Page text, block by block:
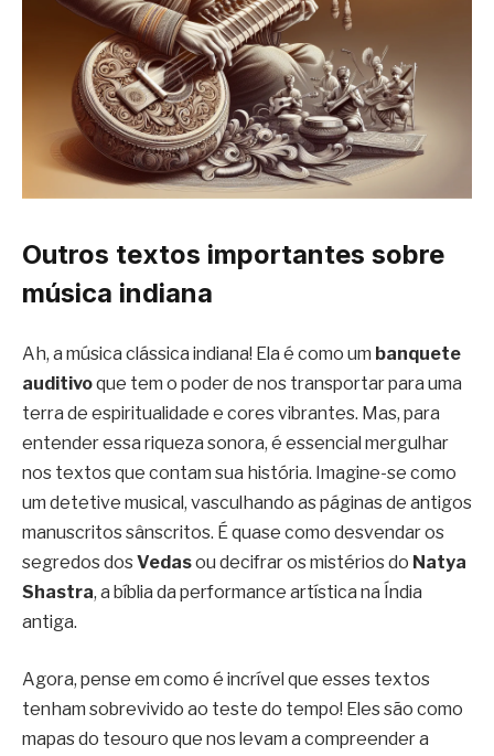
Outros textos importantes sobre
música indiana
Ah, a música clássica indiana! Ela é como um banquete
auditivoque tem o poder de nos transportar para uma
terra de espiritualidade e cores vibrantes. Mas, para
entender essa riqueza sonora, é essencial mergulhar
nos textos que contam sua história. Imagine-se como
um detetive musical, vasculhando as páginas de antigos
manuscritos sânscritos. É quase como desvendar os
segredos dosVedasou decifrar os mistérios do Natya
Shastra, a bíblia da performance artística na Índia
antiga.
Agora, pense em como é incrível que esses textos
tenham sobrevivido ao teste do tempo! Eles são como
mapas do tesouro que nos levam a compreender a